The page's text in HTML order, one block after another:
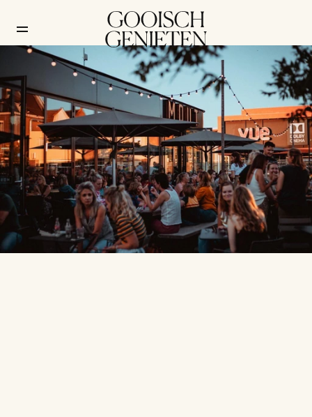
Wat luistert men eigenlijk
in het Gooi?
Lifestyle/30 juni 2026